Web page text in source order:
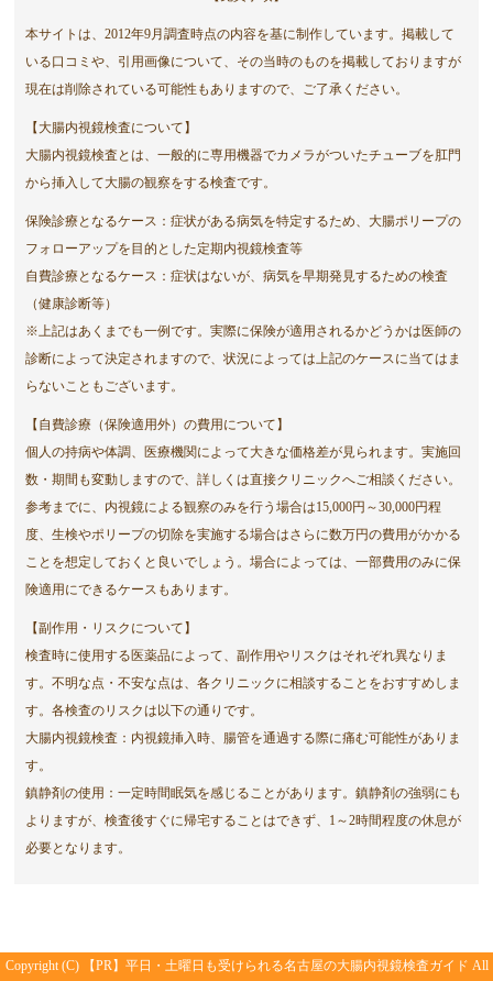
本サイトは、2012年9月調査時点の内容を基に制作しています。掲載して
いる口コミや、引用画像について、その当時のものを掲載しておりますが
現在は削除されている可能性もありますので、ご了承ください。
【大腸内視鏡検査について】
大腸内視鏡検査とは、一般的に専用機器でカメラがついたチューブを肛門
から挿入して大腸の観察をする検査です。
保険診療となるケース：症状がある病気を特定するため、大腸ポリープの
フォローアップを目的とした定期内視鏡検査等
自費診療となるケース：症状はないが、病気を早期発見するための検査
（健康診断等）
※上記はあくまでも一例です。実際に保険が適用されるかどうかは医師の
診断によって決定されますので、状況によっては上記のケースに当てはま
らないこともございます。
【自費診療（保険適用外）の費用について】
個人の持病や体調、医療機関によって大きな価格差が見られます。実施回
数・期間も変動しますので、詳しくは直接クリニックへご相談ください。
参考までに、内視鏡による観察のみを行う場合は15,000円～30,000円程
度、生検やポリープの切除を実施する場合はさらに数万円の費用がかかる
ことを想定しておくと良いでしょう。場合によっては、一部費用のみに保
険適用にできるケースもあります。
【副作用・リスクについて】
検査時に使用する医薬品によって、副作用やリスクはそれぞれ異なりま
す。不明な点・不安な点は、各クリニックに相談することをおすすめしま
す。各検査のリスクは以下の通りです。
大腸内視鏡検査：内視鏡挿入時、腸管を通過する際に痛む可能性がありま
す。
鎮静剤の使用：一定時間眠気を感じることがあります。鎮静剤の強弱にも
よりますが、検査後すぐに帰宅することはできず、1～2時間程度の休息が
必要となります。
Copyright (C) 平日・土曜日も受けられる名古屋の大腸内視鏡検査ガイド All